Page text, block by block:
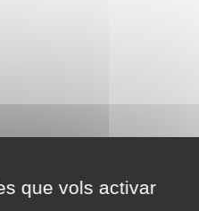
que vols activar